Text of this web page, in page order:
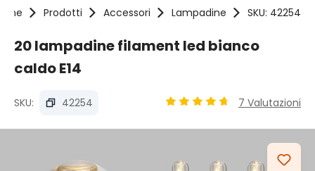
Prodotti Accessori Lampadine SKU: 42254
20 lampadine filament led bianco
caldo E14
SKU: 42254 7 Valutazioni